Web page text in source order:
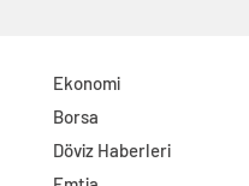
Ekonomi
Borsa
Döviz Haberleri